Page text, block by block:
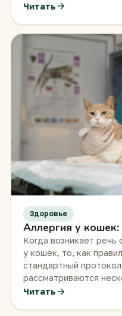
Читать
Здоровье
Аллергия у
Когда возникает речь
у кошек, то, как
стандартный
рассматриваются
Читать